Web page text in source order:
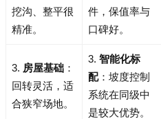
挖沟、整平很
精准。
件，保值率与
口碑好。
3. 房屋基础 ：
回转灵活，适
合狭窄场地。
3. 智能化标
配：坡度控制
系统在同级中
是较大优势。